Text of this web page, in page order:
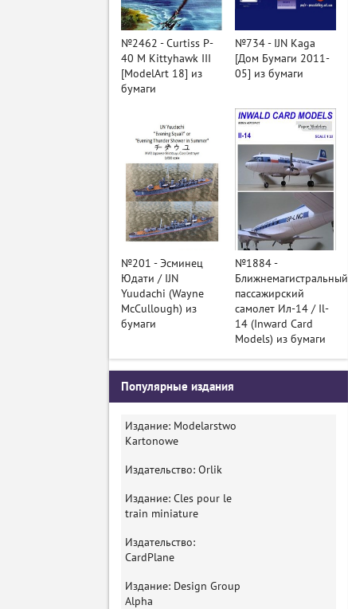
№2462 - Curtiss P-
40 M Kittyhawk III
[ModelArt 18] из
бумаги
№734 - IJN Kaga
[Дом Бумаги 2011-
05] из бумаги
№201 - Эсминец
Юдати / IJN
Yuudachi (Wayne
McCullough) из
бумаги
№1884 -
Ближнемагистральный
пассажирский
самолет Ил-14 / Il-
14 (Inward Card
Models) из бумаги
Популярные издания
Издание: Modelarstwo
Kartonowe
Издательство: Orlik
Издание: Cles pour le
train miniature
Издательство:
CardPlane
Издание: Design Group
Alpha